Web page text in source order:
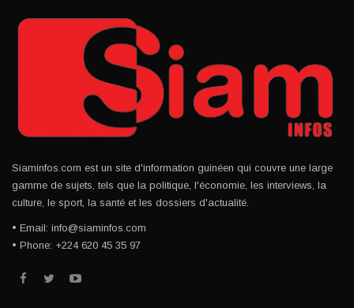
Siaminfos.com est un site d'information guinéen qui couvre une large
gamme de sujets, tels que la politique, l'économie, les interviews, la
culture, le sport, la santé et les dossiers d'actualité.
• Email: info@siaminfos.com
• Phone: +224 620 45 35 97